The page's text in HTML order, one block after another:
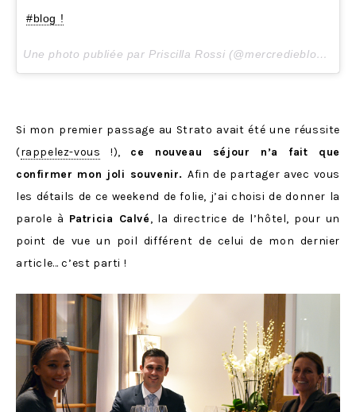
#blog !
Une photo publiée par Priscilla Rossi (@mercredieblog) le
Si mon premier passage au Strato avait été une réussite
(rappelez-vous !), ce nouveau séjour n’a fait que
confirmer mon joli souvenir. Afin de partager avec vous
les détails de ce weekend de folie, j’ai choisi de donner la
parole à Patricia Calvé, la directrice de l’hôtel, pour un
point de vue un poil différent de celui de mon dernier
article… c’est parti !